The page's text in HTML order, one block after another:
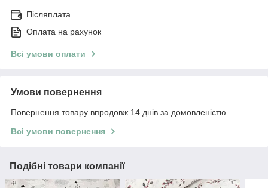
Післяплата
Оплата на рахунок
Всі умови оплати
Умови повернення
Повернення товару впродовж 14 днів за домовленістю
Всі умови повернення
Подібні товари компанії